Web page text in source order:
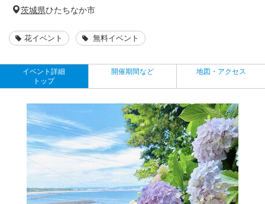
茨城県ひたちなか市
花イベント 無料イベント
イベント詳細
トップ
開催期間など 地図・アクセス